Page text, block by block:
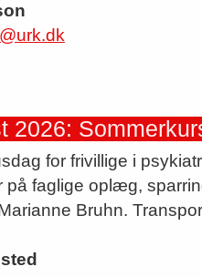
2026:
for frivillige i
på faglige oplæg,
Bruhn.